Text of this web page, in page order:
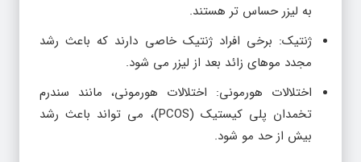
به لیزر حساس تر هستند.
ژنتیک: برخی افراد ژنتیک خاصی دارند که باعث رشد
مجدد موهای زائد بعد از لیزر می شود.
اختلالات هورمونی: اختلالات هورمونی، مانند سندرم
تخمدان پلی کیستیک (PCOS)، می تواند باعث رشد
بیش از حد مو شود.